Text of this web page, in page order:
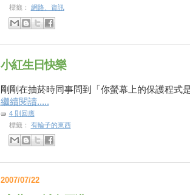
標籤： 網路、資訊
小紅生日快樂
剛剛在抽菸時同事問到「你螢幕上的保護程式
繼續閱讀.....
4 則回應
標籤： 有輪子的東西
2007/07/22